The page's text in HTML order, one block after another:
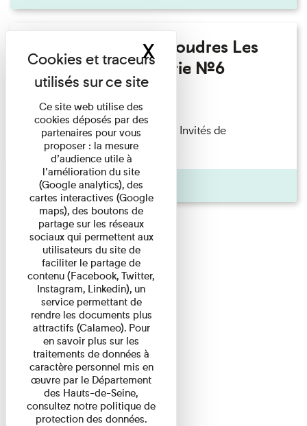
Fanny Taillandier - Foudres Les
Invités de l’Imprimerie n°6
Lecture
Fanny Taillandier – Foudres Les Invités de
l’Imprimerie n°6 Lecture ...
Pages
Ce site web utilise des
cookies déposés par des
partenaires pour vous
proposer : la mesure
d’audience utile à
l’amélioration du site
(Google analytics), des
cartes interactives (Google
maps), des boutons de
partage sur les réseaux
sociaux qui permettent aux
utilisateurs du site de
faciliter le partage de
contenu (Facebook, Twitter,
Instagram, Linkedin), un
service permettant de
rendre les documents plus
attractifs (Calameo). Pour
en savoir plus sur les
traitements de données à
caractère personnel mis en
œuvre par le Département
des Hauts-de-Seine,
consultez notre politique de
protection des données.
XMasquer le